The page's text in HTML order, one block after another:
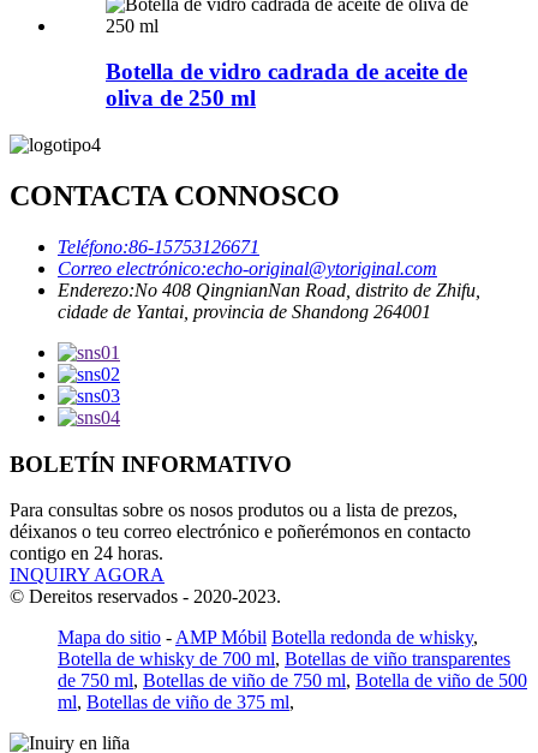
Botella de vidro cadrada de aceite de
oliva de 250 ml
CONTACTA CONNOSCO
Teléfono:86-15753126671
Correo electrónico:echo-original@ytoriginal.com
Enderezo:No 408 QingnianNan Road, distrito de Zhifu,
cidade de Yantai, provincia de Shandong 264001
BOLETÍN INFORMATIVO
Para consultas sobre os nosos produtos ou a lista de prezos,
déixanos o teu correo electrónico e poñerémonos en contacto
contigo en 24 horas.
INQUIRY AGORA
© Dereitos reservados - 2020-2023.
Mapa do sitio - AMP Móbil Botella redonda de whisky,
Botella de whisky de 700 ml, Botellas de viño transparentes
de 750 ml, Botellas de viño de 750 ml, Botella de viño de 500
ml, Botellas de viño de 375 ml,